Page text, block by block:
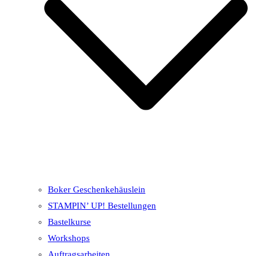
Boker Geschenkehäuslein
STAMPIN’ UP! Bestellungen
Bastelkurse
Workshops